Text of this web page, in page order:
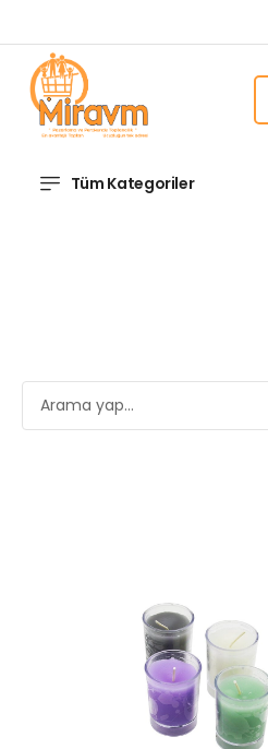
Tüm Kategoriler